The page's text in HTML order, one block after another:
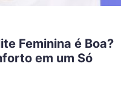
Feminina é Boa?
em um Só